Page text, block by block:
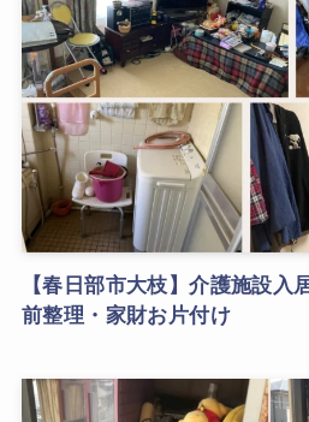
【春日部市大枝】介護施設入
前整理・家財お片付け